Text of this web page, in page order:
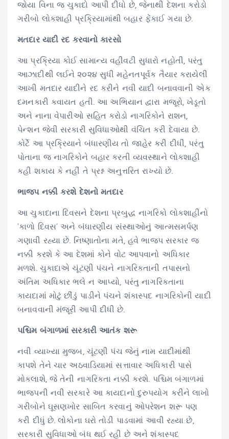
જોયા વિના જ ચુકાદો આપી દીધો છે, જેનાથી દેશના કરોડો
ગરીબો લોકશાહી પ્રક્રિયામાંથી બહાર ફેંકાઈ ગયા છે.
મતદાર યાદી રદ કરવાનો કારસો
આ પ્રક્રિયા કોઈ સામાન્ય વહીવટી સુધારો નહોતી, પરંતુ
આઝાદીથી લઈને ૨૦૨૪ સુધી મહેનતપૂર્વક તૈયાર કરાયેલી
આખી મતદાર યાદીને રદ કરીને નવી યાદી બનાવવાની એક
દમનકારી કવાયત હતી. આ અભિયાન દ્વારા મજૂરો, ખેડૂતો
અને નાના વેપારીઓ સહિત કરોડો નાગરિકોને રાશન,
પેન્શન જેવી સરકારી સુવિધાઓથી વંચિત કરી દેવાયા છે.
કોર્ટે આ પ્રક્રિયાને બંધારણીય તો જાહેર કરી દીધી, પરંતુ
પોતાના જ નાગરિકોને બહાર કરતી વ્યવસ્થાને લોકશાહી
કહી શકાય કે નહીં તે પ્રશ્ન અનુત્તરિત રાખ્યો છે.
ભાજપ નક્કી કરશે દેશનો મતદાર
આ ચુકાદાના દિવસને દેશના પ્રબુદ્ધ નાગરિકો લોકશાહીનો
‘કાળો દિવસ’ અને બંધારણીય સંસ્થાઓનું આત્મસમર્પણ
ગણાવી રહ્યા છે. નિષ્ણાતોના મતે, હવે ભાજપ સરકાર જ
નક્કી કરશે કે આ દેશમાં કોને વોટ આપવાનો અધિકાર
મળશે. ચુકાદાએ ચૂંટણી પંચને નાગરિકતાની તપાસનો
અંતિમ અધિકાર ભલે ન આપ્યો, પરંતુ નાગરિકતાના
કાયદામાં મોટું છીંડું પાડીને પંચને શંકાસ્પદ નાગરિકોની યાદી
બનાવવાની મંજૂરી આપી દીધી છે.
પશ્ચિમ બંગાળમાં સરકારી આતંક શરૂ
નવી વ્યાખ્યા મુજબ, ચૂંટણી પંચ જેનું નામ યાદીમાંથી
કાપશે તેને ચાર અઠવાડિયામાં સત્તાવાર અધિકારી પાસે
મોકલાશે, જે તેની નાગરિકતા નક્કી કરશે. પશ્ચિમ બંગાળમાં
ભાજપની નવી સરકારે આ કાયદાનો દુરુપયોગ કરીને લાખો
ગરીબોને ઘૂસણખોર સાબિત કરવાનું ઓપરેશન શરૂ પણ
કરી દીધું છે. લોકોના ઘરો તોડી પાડવામાં આવી રહ્યા છે,
સરકારી સુવિધાઓ બંધ થઈ રહી છે અને શંકાસ્પદ